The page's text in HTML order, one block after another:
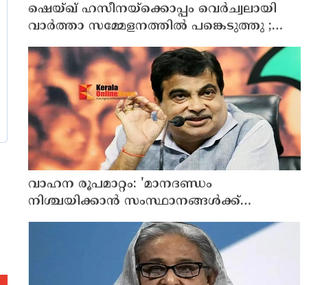
ഷെയ്ഖ് ഹസീനയ്ക്കൊപ്പം വെര്‍ച്വലായി
വാര്‍ത്താ സമ്മേളനത്തില്‍ പങ്കെടുത്തു ;
ബംഗ്ലാദേശ് ക്രിക്കറ്റ് ടീം മുന്‍ ക്യാപ്റ്റനും
അവാമി ലീഗ് എംപിയുമായിരുന്ന ഷാക്കിബ്
അല്‍ ഹസന്റെ വീടിന് നേരെ പെട്രോള്‍
ബോംബേറ്
വാഹന രൂപമാറ്റം: 'മാനദണ്ഡം
നിശ്ചയിക്കാന്‍ സംസ്ഥാനങ്ങള്‍ക്ക്
അധികാരമില്ല', കര്‍ശന വ്യവസ്ഥകളുണ്ടെന്ന്